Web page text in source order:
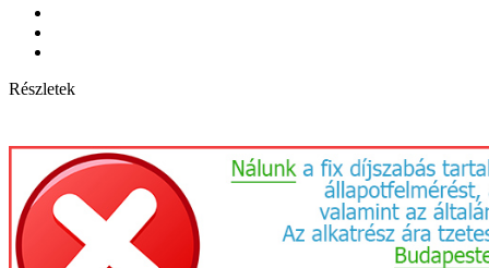
Részletek